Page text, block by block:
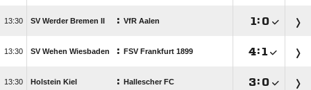
 SV Werder Bremen II : VfR Aalen  : 
 SV Wehen Wiesbaden : FSV Frankfurt 1899 :
 Holstein Kiel : Hallescher FC : 